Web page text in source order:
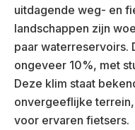
uitdagende weg- en
landschappen zijn
paar waterreservoirs.
ongeveer 10%, met
Deze klim staat
onvergeeflijke
voor ervaren fietsers.